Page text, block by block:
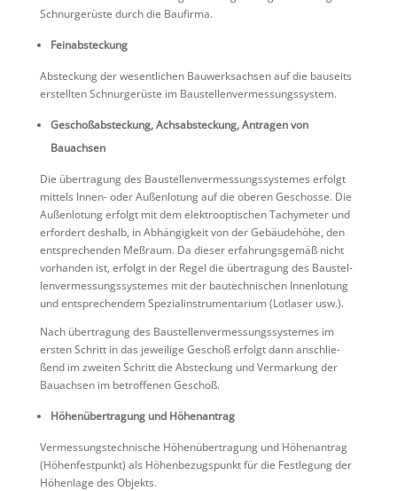
Schnur­ge­rüste durch die Baufirma.
Feinabsteckung
Abste­ckung der wesent­li­chen Bauwerk­sachsen auf die bauseits
erstellten Schnur­ge­rüste im Baustellenvermessungssystem.
Geschoß­ab­ste­ckung, Achsab­ste­ckung, Antragen von
Bauachsen
Die übertra­gung des Baustel­len­ver­mes­sungs­sys­temes erfolgt
mittels Innen- oder Außen­lo­tung auf die oberen Geschosse. Die
Außen­lo­tung erfolgt mit dem elektro­op­ti­schen Tachy­meter und
erfor­dert deshalb, in Abhän­gig­keit von der Gebäu­de­höhe, den
entspre­chenden Meßraum. Da dieser erfah­rungs­gemäß nicht
vorhanden ist, erfolgt in der Regel die übertra­gung des Baustel­
len­ver­mes­sungs­sys­temes mit der bautech­ni­schen Innen­lo­tung
und entspre­chendem Spezi­al­in­stru­men­ta­rium (Lotlaser usw.).
Nach übertra­gung des Baustel­len­ver­mes­sungs­sys­temes im
ersten Schritt in das jewei­lige Geschoß erfolgt dann anschlie­
ßend im zweiten Schritt die Abste­ckung und Vermar­kung der
Bauachsen im betrof­fenen Geschoß.
Höhen­über­tra­gung und Höhenantrag
Vermes­sungs­tech­ni­sche Höhen­über­tra­gung und Höhen­an­trag
(Höhen­fest­punkt) als Höhen­be­zugs­punkt für die Festle­gung der
Höhen­lage des Objekts.